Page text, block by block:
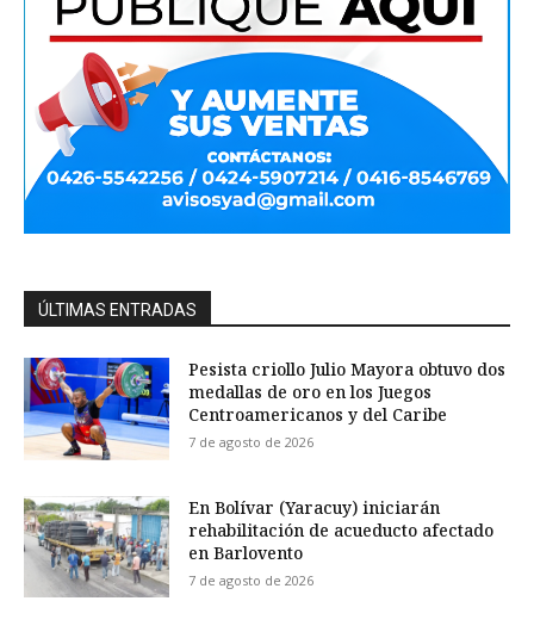
ÚLTIMAS ENTRADAS
Pesista criollo Julio Mayora obtuvo dos
medallas de oro en los Juegos
Centroamericanos y del Caribe
7 de agosto de 2026
En Bolívar (Yaracuy) iniciarán
rehabilitación de acueducto afectado
en Barlovento
7 de agosto de 2026